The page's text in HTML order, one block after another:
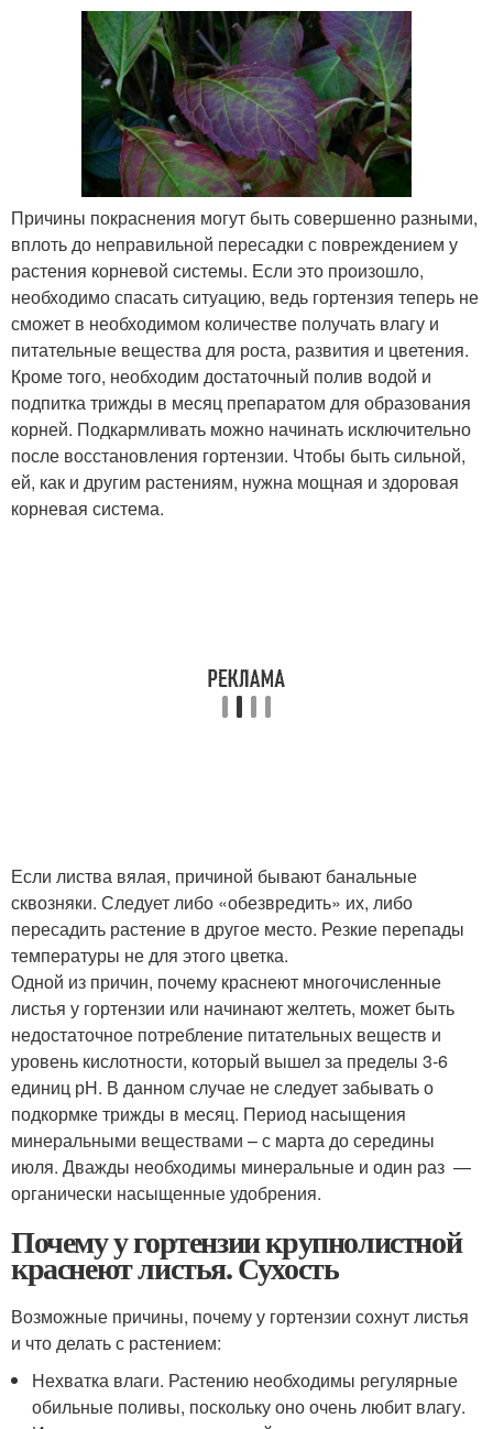
Причины покраснения могут быть совершенно разными,
вплоть до неправильной пересадки с повреждением у
растения корневой системы. Если это произошло,
необходимо спасать ситуацию, ведь гортензия теперь не
сможет в необходимом количестве получать влагу и
питательные вещества для роста, развития и цветения.
Кроме того, необходим достаточный полив водой и
подпитка трижды в месяц препаратом для образования
корней. Подкармливать можно начинать исключительно
после восстановления гортензии. Чтобы быть сильной,
ей, как и другим растениям, нужна мощная и здоровая
корневая система.
Если листва вялая, причиной бывают банальные
сквозняки. Следует либо «обезвредить» их, либо
пересадить растение в другое место. Резкие перепады
температуры не для этого цветка.
Одной из причин, почему краснеют многочисленные
листья у гортензии или начинают желтеть, может быть
недостаточное потребление питательных веществ и
уровень кислотности, который вышел за пределы 3-6
единиц рН. В данном случае не следует забывать о
подкормке трижды в месяц. Период насыщения
минеральными веществами – с марта до середины
июля. Дважды необходимы минеральные и один раз —
органически насыщенные удобрения.
Почему у гортензии крупнолистной
краснеют листья. Сухость
Возможные причины, почему у гортензии сохнут листья
и что делать с растением:
Нехватка влаги. Растению необходимы регулярные
обильные поливы, поскольку оно очень любит влагу.